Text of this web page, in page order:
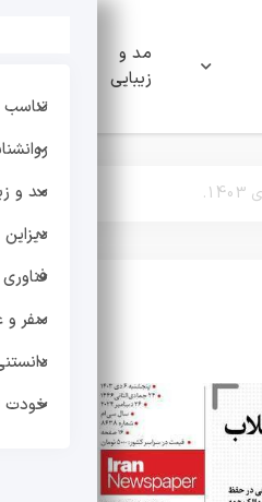
مد و
زیبایی
تناسب
مد و
فناوری
سفر و
خودت